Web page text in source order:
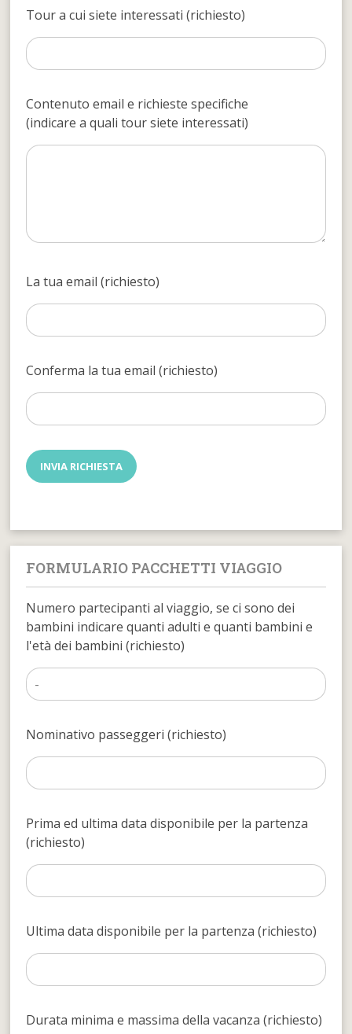
Tour a cui siete interessati (richiesto)
Contenuto email e richieste specifiche
(indicare a quali tour siete interessati)
La tua email (richiesto)
Conferma la tua email (richiesto)
FORMULARIO PACCHETTI VIAGGIO
Numero partecipanti al viaggio, se ci sono dei
bambini indicare quanti adulti e quanti bambini e
l'età dei bambini (richiesto)
Nominativo passeggeri (richiesto)
Prima ed ultima data disponibile per la partenza
(richiesto)
Ultima data disponibile per la partenza (richiesto)
Durata minima e massima della vacanza (richiesto)